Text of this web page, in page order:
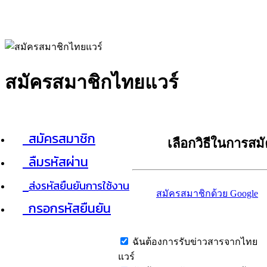
สมัครสมาชิกไทยแวร์
สมัครสมาชิก
ลืมรหัสผ่าน
ส่งรหัสยืนยันการใช้งาน
กรอกรหัสยืนยัน
เลือกวิธีในการส
สมัครสมาชิกด้วย Google
ฉันต้องการรับข่าวสารจากไทย
แวร์